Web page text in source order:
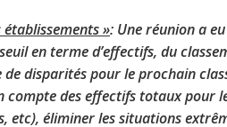
»: Une réunion a
en terme d’effectifs, du
disparités pour le prochain
compte des effectifs totaux
etc), éliminer les situations